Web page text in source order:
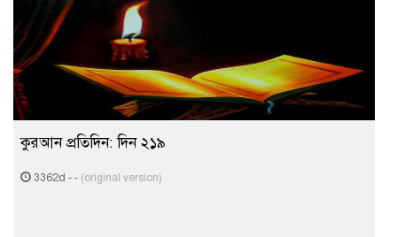
কুরআন প্রতিদিন: দিন ২১৯
3362d - - (original version)